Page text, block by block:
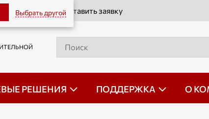
Выбрать другойОставить заявку
РЕШЕНИЯ ПОДДЕРЖКА О